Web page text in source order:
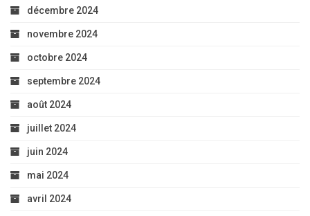
décembre 2024
novembre 2024
octobre 2024
septembre 2024
août 2024
juillet 2024
juin 2024
mai 2024
avril 2024